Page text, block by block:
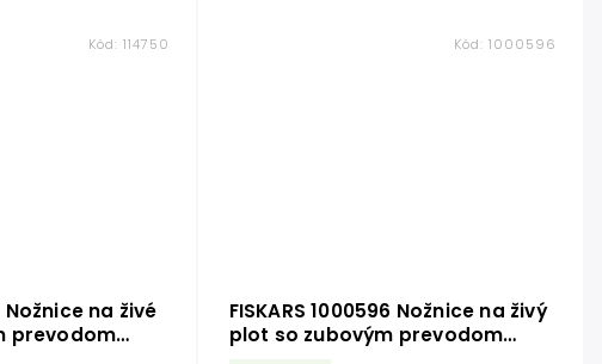
Nožnice na živé
prevodom
Kód: 114750
FISKARS 1000596 Nožnice na živý
plot so zubovým prevodom
Kód: 1000596